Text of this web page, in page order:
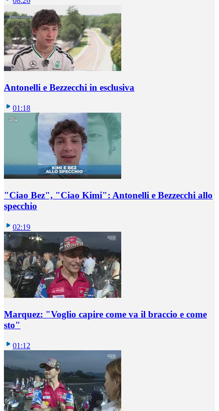
Antonelli e Bezzecchi in esclusiva
01:18
"Ciao Bez", "Ciao Kimi": Antonelli e Bezzecchi allo
specchio
02:19
Marquez: "Voglio capire come va il braccio e come
sto"
01:12